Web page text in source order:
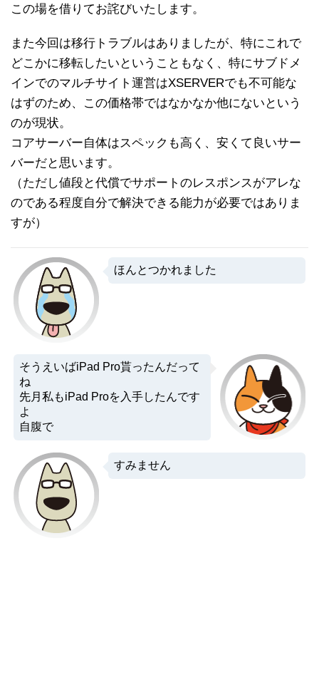
この場を借りてお詫びいたします。
また今回は移行トラブルはありましたが、特にこれで
どこかに移転したいということもなく、特にサブドメ
インでのマルチサイト運営はXSERVERでも不可能な
はずのため、この価格帯ではなかなか他にないという
のが現状。
コアサーバー自体はスペックも高く、安くて良いサー
バーだと思います。
（ただし値段と代償でサポートのレスポンスがアレな
のである程度自分で解決できる能力が必要ではありま
すが）
ほんとつかれました
そうえいばiPad Pro貰ったんだって
ね
先月私もiPad Proを入手したんです
よ
自腹で
すみません